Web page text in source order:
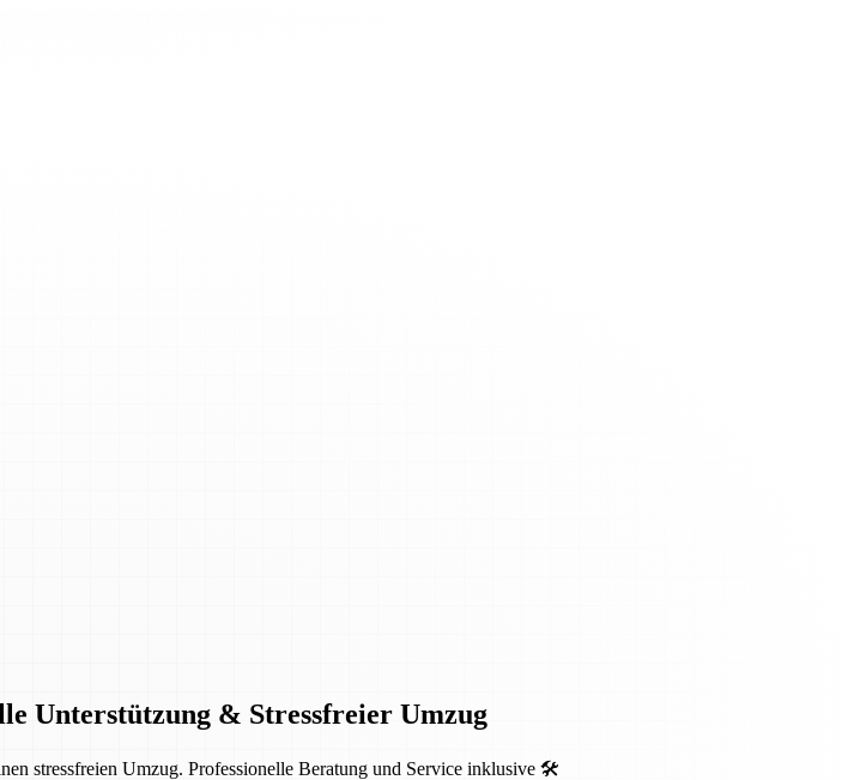
Unterstützung & Stressfreier Umzug
stressfreien Umzug. Professionelle Beratung und Service inklusive 🛠️